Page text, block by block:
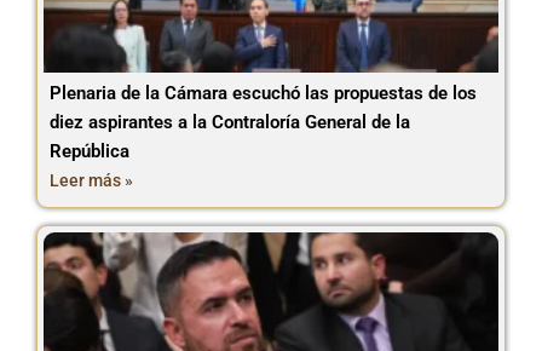
Plenaria de la Cámara escuchó las propuestas de los
diez aspirantes a la Contraloría General de la
República
Leer más »